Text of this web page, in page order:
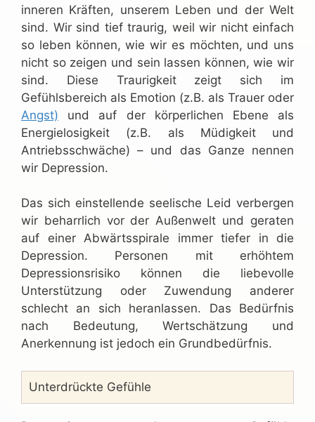
inneren Kräften, unserem Leben und der Welt
sind. Wir sind tief traurig, weil wir nicht einfach
so leben können, wie wir es möchten, und uns
nicht so zeigen und sein lassen können, wie wir
sind. Diese Traurigkeit zeigt sich im
Gefühlsbereich als Emotion (z.B. als Trauer oder
Angst) und auf der körperlichen Ebene als
Energielosigkeit (z.B. als Müdigkeit und
Antriebsschwäche) – und das Ganze nennen
wir Depression.
Das sich einstellende seelische Leid verbergen
wir beharrlich vor der Außenwelt und geraten
auf einer Abwärtsspirale immer tiefer in die
Depression. Personen mit erhöhtem
Depressionsrisiko können die liebevolle
Unterstützung oder Zuwendung anderer
schlecht an sich heranlassen. Das Bedürfnis
nach Bedeutung, Wertschätzung und
Anerkennung ist jedoch ein Grundbedürfnis.
Unterdrückte Gefühle